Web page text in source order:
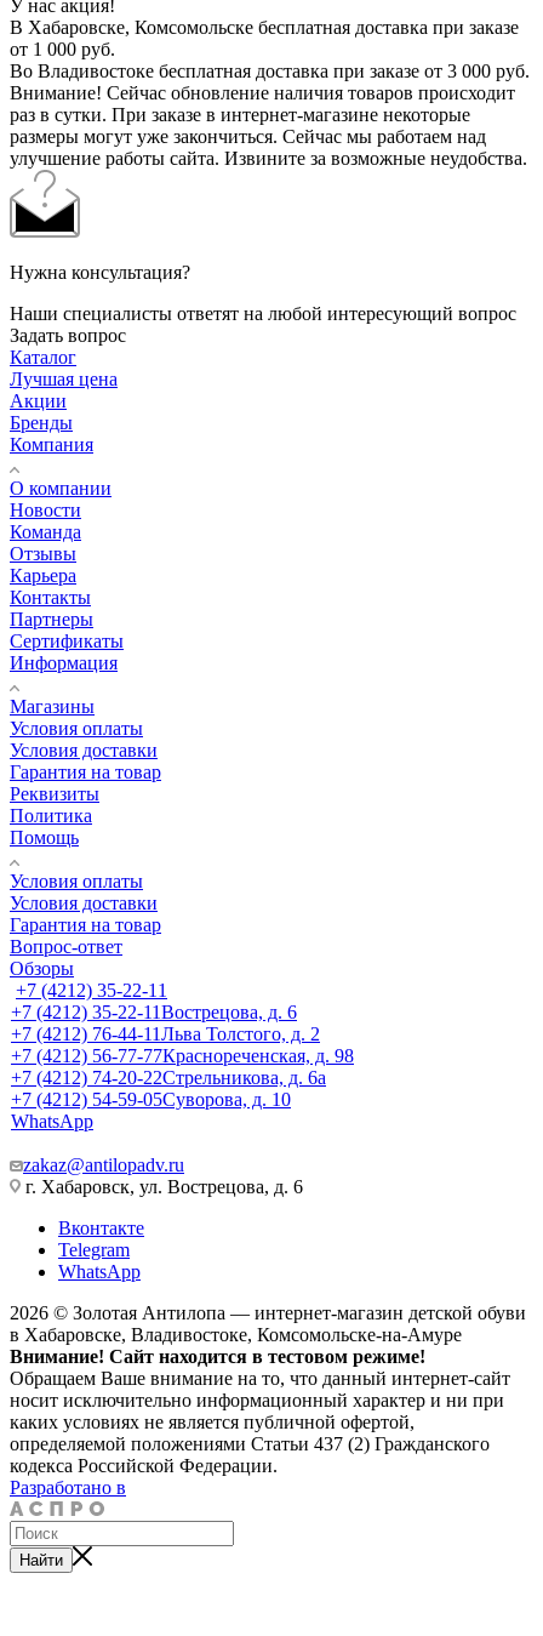
У нас акция!
В Хабаровске, Комсомольске бесплатная доставка при заказе
от 1 000 руб.
Во Владивостоке бесплатная доставка при заказе от 3 000 руб.
Внимание! Сейчас обновление наличия товаров происходит
раз в сутки. При заказе в интернет-магазине некоторые
размеры могут уже закончиться. Сейчас мы работаем над
улучшение работы сайта. Извините за возможные неудобства.
Нужна консультация?
Наши специалисты ответят на любой интересующий вопрос
Задать вопрос
Каталог
Лучшая цена
Акции
Бренды
Компания
О компании
Новости
Команда
Отзывы
Карьера
Контакты
Партнеры
Сертификаты
Информация
Магазины
Условия оплаты
Условия доставки
Гарантия на товар
Реквизиты
Политика
Помощь
Условия оплаты
Условия доставки
Гарантия на товар
Вопрос-ответ
Обзоры
+7 (4212) 35-22-11
+7 (4212) 35-22-11Вострецова, д. 6
+7 (4212) 76-44-11Льва Толстого, д. 2
+7 (4212) 56-77-77Краснореченская, д. 98
+7 (4212) 74-20-22Стрельникова, д. 6а
+7 (4212) 54-59-05Суворова, д. 10
WhatsApp
zakaz@antilopadv.ru
г. Хабаровск, ул. Вострецова, д. 6
Вконтакте
Telegram
WhatsApp
2026 © Золотая Антилопа — интернет-магазин детской обуви
в Хабаровске, Владивостоке, Комсомольске-на-Амуре
Внимание! Сайт находится в тестовом режиме!
Обращаем Ваше внимание на то, что данный интернет-сайт
носит исключительно информационный характер и ни при
каких условиях не является публичной офертой,
определяемой положениями Статьи 437 (2) Гражданского
кодекса Российской Федерации.
Разработано в
Найти